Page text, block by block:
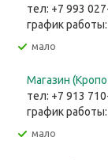
тел: +7 993
график
Мало
Магазин
тел: +7 913
график
Мало